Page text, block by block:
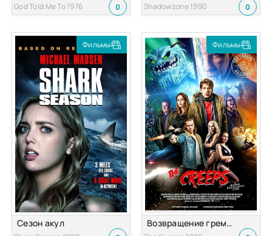
God Told Me To 1976 0 Shadowzone 1990 0
Фильмы
Сезон акул
Фильмы
Возвращение гремлинов